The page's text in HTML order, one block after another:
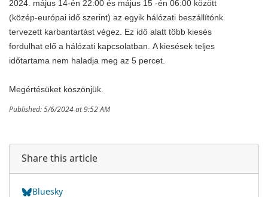
2024. május 14-én 22:00 és május 15 -én 06:00 között
(közép-európai idő szerint) az egyik hálózati beszállítónk
tervezett karbantartást végez Ez idő alatt több kiesés
fordulhat elő a hálózati kapcsolatban. A kiesések teljes
időtartama nem haladja meg az 5 percet.
Megértésüket köszönjük.
Published: 5/6/2024 at 9:52 AM
Share this article
Bluesky